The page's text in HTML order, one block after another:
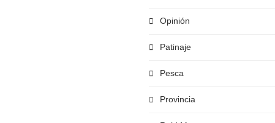
Opinión
Patinaje
Pesca
Provincia